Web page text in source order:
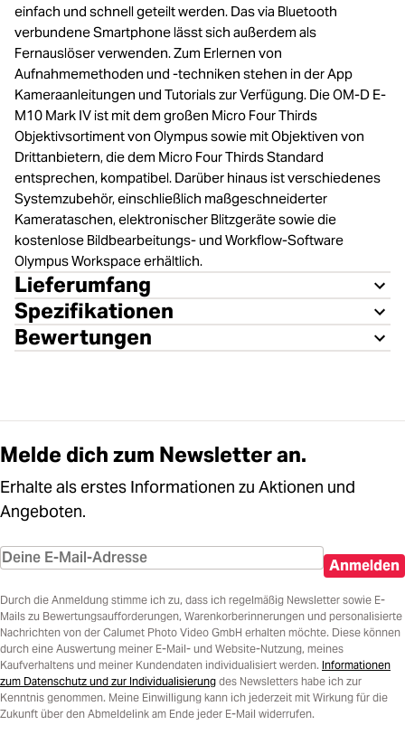
einfach und schnell geteilt werden. Das via Bluetooth
verbundene Smartphone lässt sich außerdem als
Fernauslöser verwenden. Zum Erlernen von
Aufnahmemethoden und -techniken stehen in der App
Kameraanleitungen und Tutorials zur Verfügung. Die OM-D E-
M10 Mark IV ist mit dem großen Micro Four Thirds
Objektivsortiment von Olympus sowie mit Objektiven von
Drittanbietern, die dem Micro Four Thirds Standard
entsprechen, kompatibel. Darüber hinaus ist verschiedenes
Systemzubehör, einschließlich maßgeschneiderter
Kamerataschen, elektronischer Blitzgeräte sowie die
kostenlose Bildbearbeitungs- und Workflow-Software
Olympus Workspace erhältlich.
Lieferumfang
Spezifikationen
Bewertungen
Melde dich zum Newsletter an.
Erhalte als erstes Informationen zu Aktionen und
Angeboten.
Anmelden
Durch die Anmeldung stimme ich zu, dass ich regelmäßig Newsletter sowie E-
Mails zu Bewertungsaufforderungen, Warenkorberinnerungen und personalisierte
Nachrichten von der Calumet Photo Video GmbH erhalten möchte. Diese können
durch eine Auswertung meiner E-Mail- und Website-Nutzung, meines
Kaufverhaltens und meiner Kundendaten individualisiert werden. Informationen
zum Datenschutz und zur Individualisierung des Newsletters habe ich zur
Kenntnis genommen. Meine Einwilligung kann ich jederzeit mit Wirkung für die
Zukunft über den Abmeldelink am Ende jeder E-Mail widerrufen.